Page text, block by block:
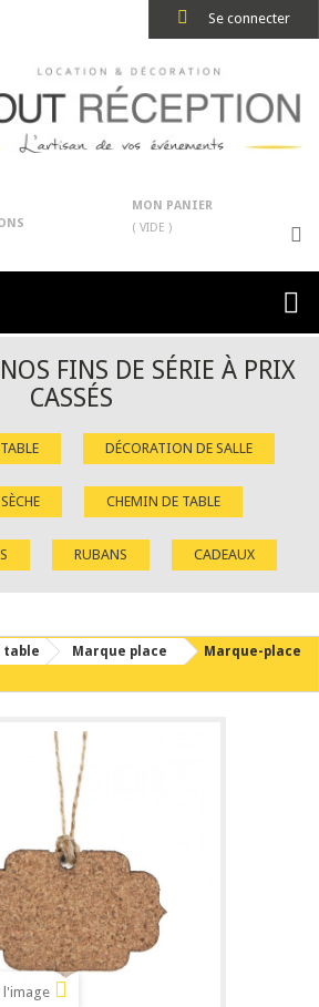
Se connecter
MON PANIER
( VIDE )
FINS DE SÉRIE À PRIX
CASSÉS
DÉCORATION DE SALLE
CHEMIN DE TABLE
RUBANS CADEAUX
table Marque place
Marque-place
l'image